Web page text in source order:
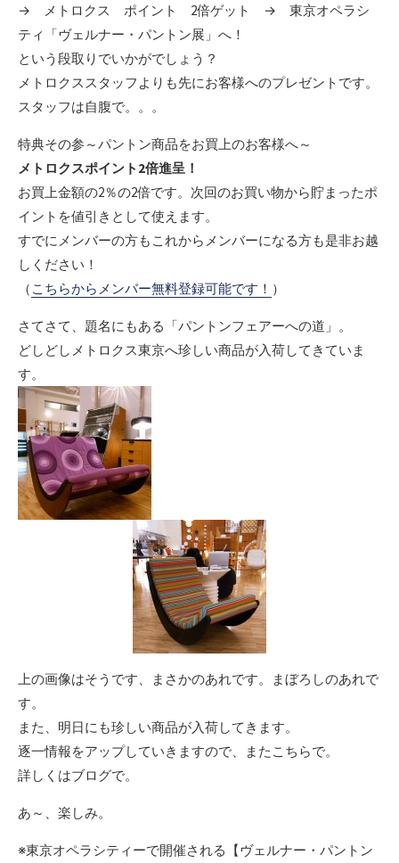
→ メトロクス ポイント 2倍ゲット → 東京オペラシ
ティ「ヴェルナー・パントン展」へ！
という段取りでいかがでしょう？
メトロクススタッフよりも先にお客様へのプレゼントです。
スタッフは自腹で。。。
特典その参～パントン商品をお買上のお客様へ～
メトロクスポイント2倍進呈！
お買上金額の2％の2倍です。次回のお買い物から貯まったポ
イントを値引きとして使えます。
すでにメンバーの方もこれからメンバーになる方も是非お越
しください！
（ こちらからメンバー無料登録可能です！ ）
さてさて、題名にもある「パントンフェアーへの道」。
どしどしメトロクス東京へ珍しい商品が入荷してきていま
す。
上の画像はそうです、まさかのあれです。まぼろしのあれで
す。
また、明日にも珍しい商品が入荷してきます。
逐一情報をアップしていきますので、またこちらで。
詳しくはブログで。
あ～、楽しみ。
※東京オペラシティーで開催される【ヴェルナー・パントン